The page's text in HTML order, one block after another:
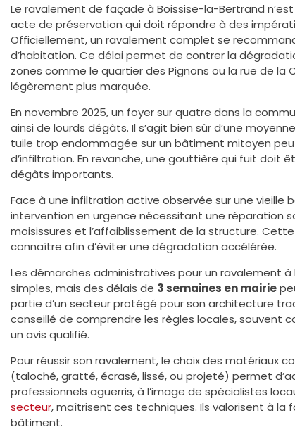
Le ravalement de façade à Boissise-la-Bertrand
acte de préservation qui doit répondre à des
Officiellement, un ravalement complet se
d’habitation. Ce délai permet de contrer la
zones comme le quartier des Pignons ou la rue de la
légèrement plus marquée.
En novembre 2025, un foyer sur quatre dans la
ainsi de lourds dégâts. Il s’agit bien sûr d’une
tuile trop endommagée sur un bâtiment mitoyen
d’infiltration. En revanche, une gouttière qui fuit doit
dégâts importants.
Face à une infiltration active observée sur une vieille
intervention en urgence nécessitant une réparation
moisissures et l’affaiblissement de la structure.
connaître afin d’éviter une dégradation accélérée.
Les démarches administratives pour un ravalement
simples, mais des délais de 3 semaines en mairie
partie d’un secteur protégé pour son architecture
conseillé de comprendre les règles locales, souvent
un avis qualifié.
Pour réussir son ravalement, le choix des matériaux
(taloché, gratté, écrasé, lissé, ou projeté) permet
professionnels aguerris, à l’image de spécialistes
secteur, maîtrisent ces techniques. Ils valorisent à
bâtiment.